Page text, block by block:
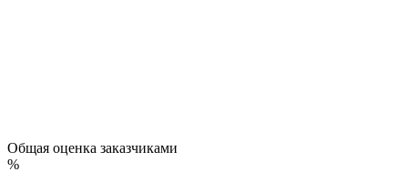
Общая оценка заказчиками
%